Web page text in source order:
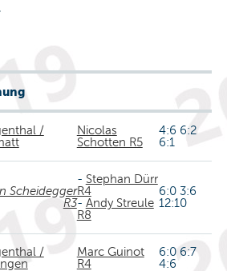
/
Nicolas
Schotten R5
4:6 6:2
6:1
Scheidegger
R3
- Stephan Dürr
R4
- Andy Streule
R8
6:0 3:6
12:10
/
Marc Guinot
R4
6:0 6:7
4:6